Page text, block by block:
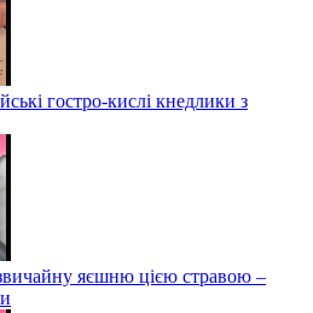
гостро-кислі кнедлики з
яєшню цією стравою –